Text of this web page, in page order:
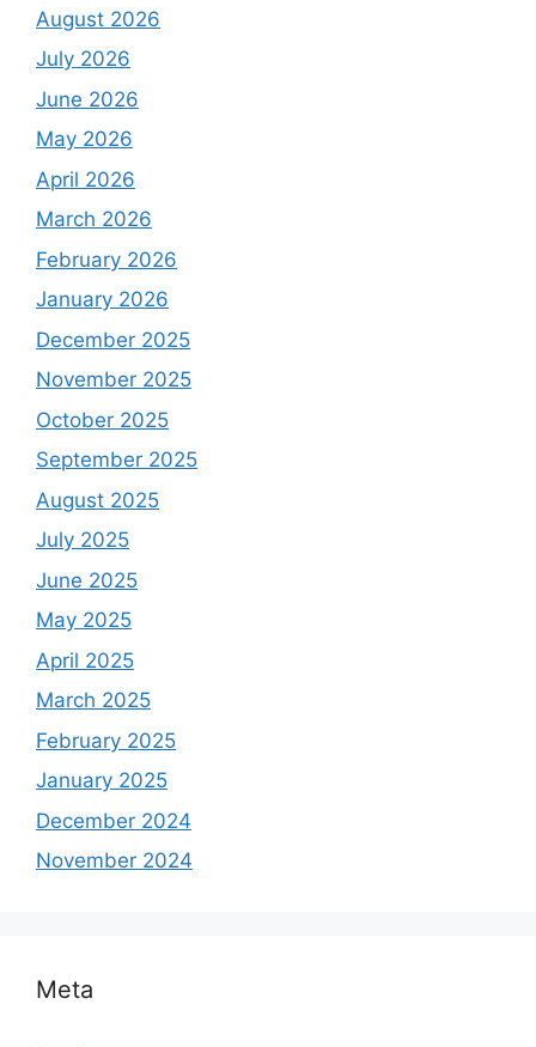
August 2026
July 2026
June 2026
May 2026
April 2026
March 2026
February 2026
January 2026
December 2025
November 2025
October 2025
September 2025
August 2025
July 2025
June 2025
May 2025
April 2025
March 2025
February 2025
January 2025
December 2024
November 2024
Meta